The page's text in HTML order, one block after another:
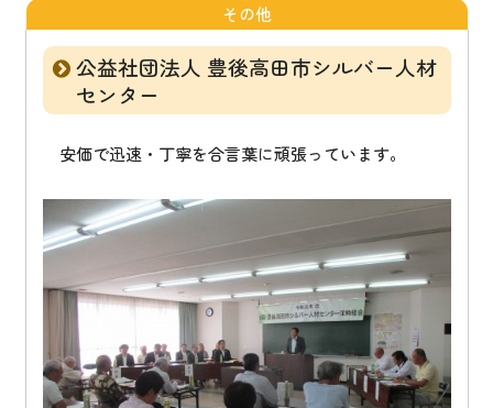
その他
公益社団法人 豊後高田市シルバー人材
センター
安価で迅速・丁寧を合言葉に頑張っています。